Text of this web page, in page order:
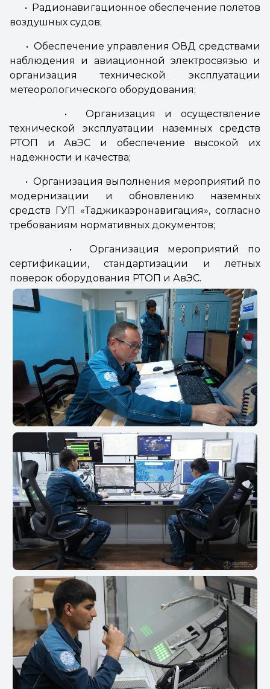
• Радионавигационное обеспечение полетов
воздушных судов;
• Обеспечение управления ОВД средствами
наблюдения и авиационной электросвязью и
организация технической эксплуатации
метеорологического оборудования;
• Организация и осуществление
технической эксплуатации наземных средств
РТОП и АвЭС и обеспечение высокой их
надежности и качества;
• Организация выполнения мероприятий по
модернизации и обновлению наземных
средств ГУП «Таджикаэронавигация», согласно
требованиям нормативных документов;
• Организация мероприятий по
сертификации, стандартизации и лётных
поверок оборудования РТОП и АвЭС.